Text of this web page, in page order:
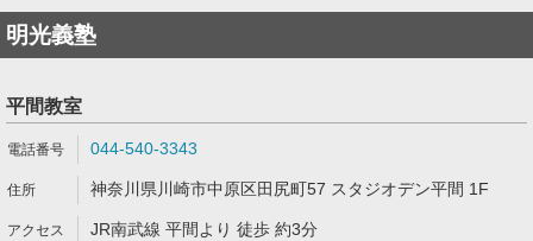
明光義塾
平間教室
044-540-3343
神奈川県川崎市中原区田尻町57 スタジオデン平間 1F
JR南武線 平間より 徒歩 約3分